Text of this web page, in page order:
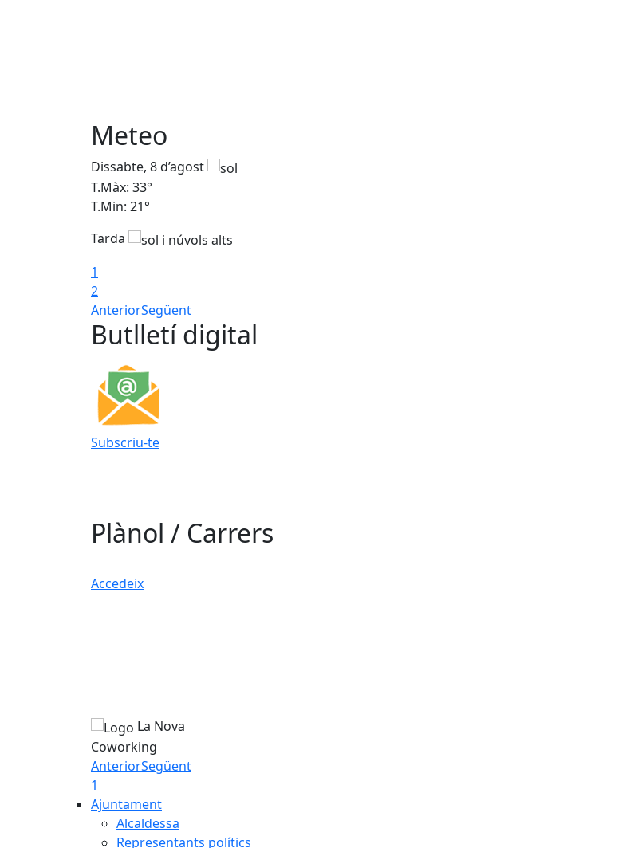
Meteo
Dissabte, 8 d’agost
T.Màx: 33°
T.Min: 21°
Tarda
1
2
AnteriorSegüent
Butlletí digital
Subscriu-te
Plànol / Carrers
Accedeix
La Nova
Coworking
AnteriorSegüent
1
Ajuntament
Alcaldessa
Representants polítics